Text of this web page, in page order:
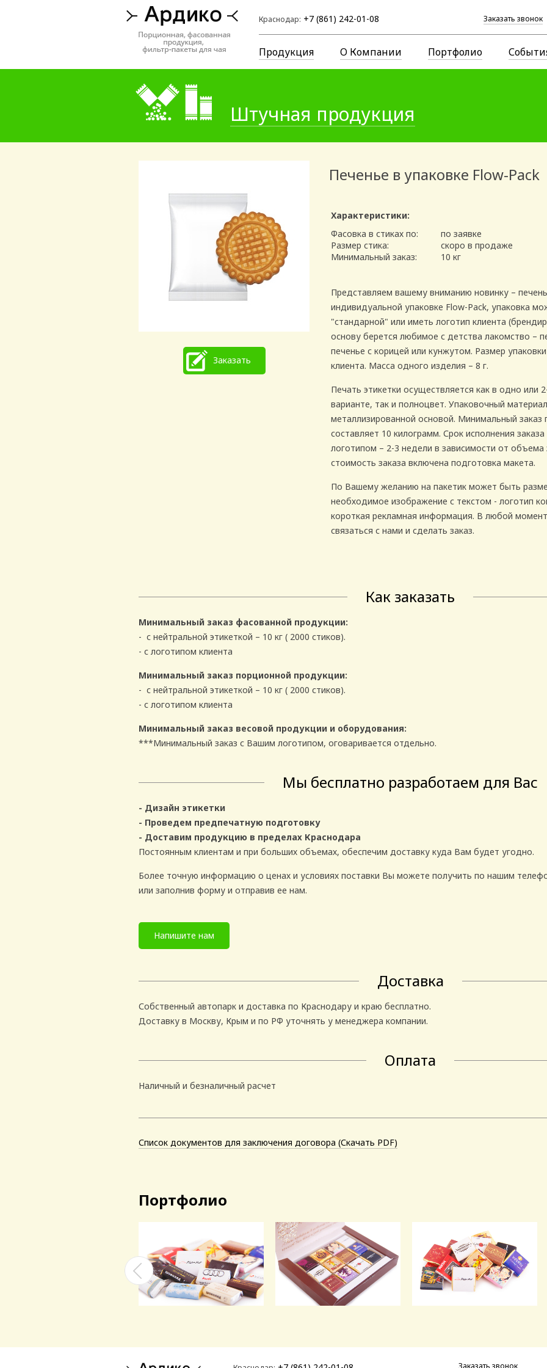
Краснодар: +7 (861) 242-01-08 Заказать звонок
Продукция О Компании Портфолио
Штучная продукция
Печенье в упаковке Flow-Pack
Заказать
Характеристики:
Фасовка в стиках по:
по заявке
Размер стика:
скоро в продаже
Минимальный заказ:
10 кг
Представляем вашему вниманию новинку –
индивидуальной упаковке Flow-Pack, упаковка
"стандарной" или иметь логотип клиента
основу берется любимое с детства лакомство –
печенье с корицей или кунжутом. Размер
клиента. Масса одного изделия – 8 г.
Печать этикетки осуществляется как в одно или
варианте, так и полноцвет. Упаковочный
металлизированной основой. Минимальный заказ
составляет 10 килограмм. Срок исполнения
логотипом – 2-3 недели в зависимости от объема
стоимость заказа включена подготовка макета.
По Вашему желанию на пакетик может быть
необходимое изображение с текстом - логотип
короткая рекламная информация. В любой
связаться с нами и сделать заказ.
Как заказать
Минимальный заказ фасованной продукции:
- с нейтральной этикеткой – 10 кг ( 2000 стиков).
- с логотипом клиента
Минимальный заказ порционной продукции:
- с нейтральной этикеткой – 10 кг ( 2000 стиков).
- с логотипом клиента
Минимальный заказ весовой продукции и оборудования:
***Минимальный заказ с Вашим логотипом, оговаривается отдельно.
Мы бесплатно разработаем для Вас
- Дизайн этикетки
- Проведем предпечатную подготовку
- Доставим продукцию в пределах Краснодара
Постоянным клиентам и при больших объемах, обеспечим доставку куда Вам будет угодно.
Более точную информацию о ценах и условиях поставки Вы можете получить по нашим
или заполнив форму и отправив ее нам.
Напишите нам
Доставка
Собственный автопарк и доставка по Краснодару и краю бесплатно.
Доставку в Москву, Крым и по РФ уточнять у менеджера компании.
Оплата
Наличный и безналичный расчет
Список документов для заключения договора (Скачать PDF)
Портфолио
Заказать звонок